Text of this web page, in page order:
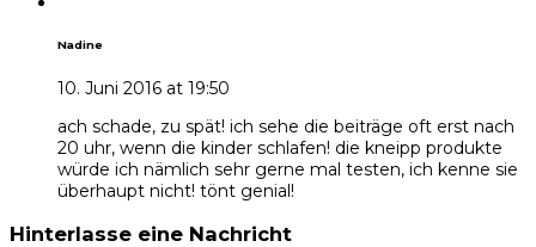
Nadine
10. Juni 2016 at 19:50
ach schade, zu spät! ich sehe die beiträge oft erst nach
20 uhr, wenn die kinder schlafen! die kneipp produkte
würde ich nämlich sehr gerne mal testen, ich kenne sie
überhaupt nicht! tönt genial!
Hinterlasse eine Nachricht